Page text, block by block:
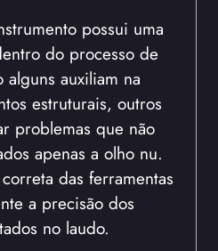
possui uma
do processo de
alguns auxiliam na
estruturais, outros
problemas que não
apenas a olho nu.
das ferramentas
a precisão dos
no laudo.